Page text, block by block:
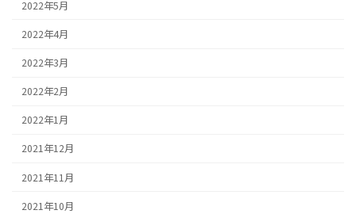
2022年5月
2022年4月
2022年3月
2022年2月
2022年1月
2021年12月
2021年11月
2021年10月